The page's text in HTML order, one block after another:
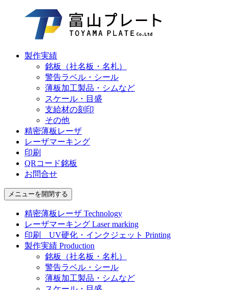
製作実績
銘板（社名板・名札）
警告ラベル・シール
薄板加工製品・シムなど
スケール・目盛
支給材の刻印
その他
精密薄板レーザ
レーザマーキング
印刷
QRコード銘板
お問合せ
メニューを開閉する
精密薄板レーザ Technology
レーザマーキング Laser marking
印刷 UV硬化・インクジェット Printing
製作実績 Production
銘板（社名板・名札）
警告ラベル・シール
薄板加工製品・シムなど